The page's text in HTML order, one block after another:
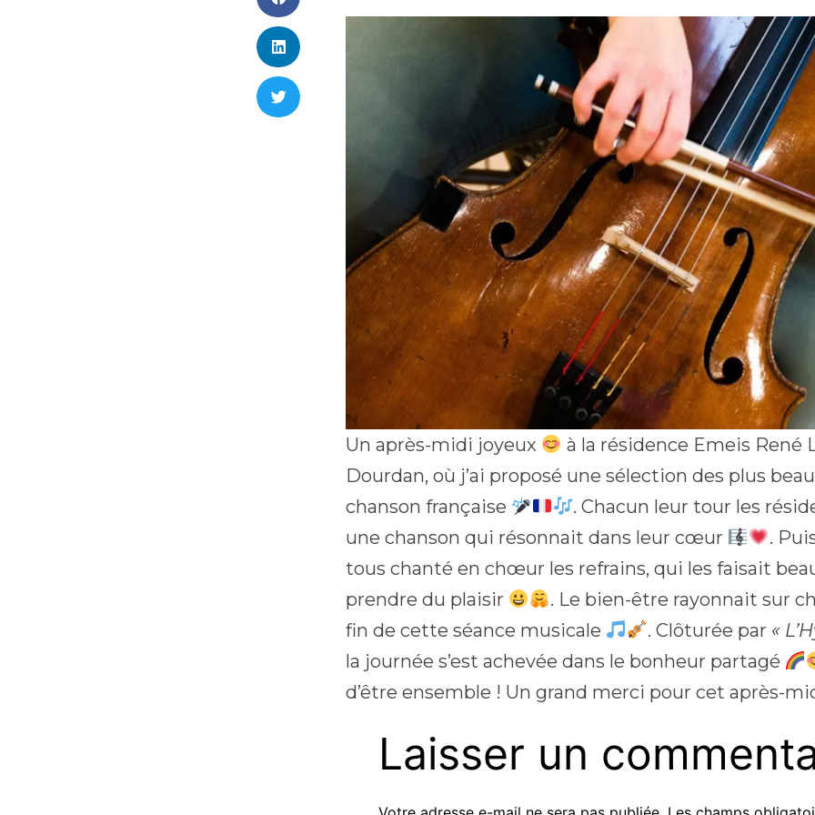
Un après-midi joyeux
à la résidence Emeis René
Dourdan, où j’ai proposé une sélection des plus
chanson française
. Chacun leur tour les
une chanson qui résonnait dans leur cœur
.
tous chanté en chœur les refrains, qui les faisait
prendre du plaisir
. Le bien-être rayonnait sur
fin de cette séance musicale
. Clôturée par «
la journée s’est achevée dans le bonheur partagé
d’être ensemble ! Un grand merci pour cet après-
Laisser un